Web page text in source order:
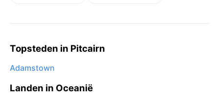
Topsteden in Pitcairn
Adamstown
Landen in Oceanië